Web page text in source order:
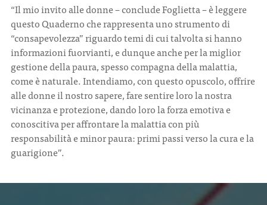
“Il mio invito alle donne – conclude Foglietta – è leggere
questo Quaderno che rappresenta uno strumento di
“consapevolezza” riguardo temi di cui talvolta si hanno
informazioni fuorvianti, e dunque anche per la miglior
gestione della paura, spesso compagna della malattia,
come è naturale. Intendiamo, con questo opuscolo, offrire
alle donne il nostro sapere, fare sentire loro la nostra
vicinanza e protezione, dando loro la forza emotiva e
conoscitiva per affrontare la malattia con più
responsabilità e minor paura: primi passi verso la cura e la
guarigione”.